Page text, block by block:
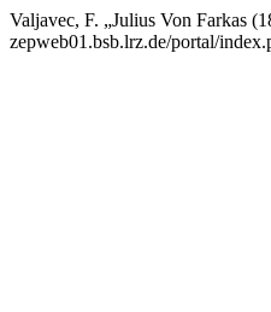
Valjavec, F. „Julius Von Farkas
zepweb01.bsb.lrz.de/portal/